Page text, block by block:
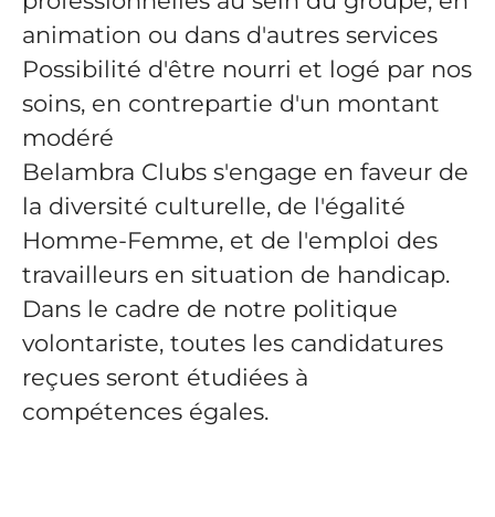
animation ou dans d'autres services
Possibilité d'être nourri et logé par nos
soins, en contrepartie d'un montant
modéré
Belambra Clubs s'engage en faveur de
la diversité culturelle, de l'égalité
Homme-Femme, et de l'emploi des
travailleurs en situation de handicap.
Dans le cadre de notre politique
volontariste, toutes les candidatures
reçues seront étudiées à
compétences égales.